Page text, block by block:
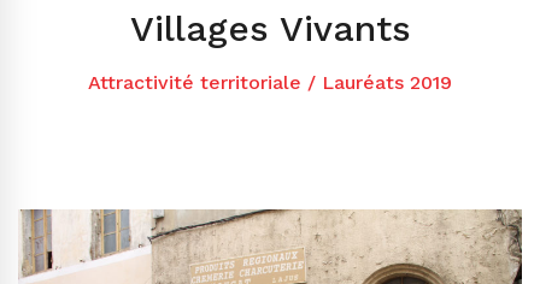
Villages Vivants
Attractivité territoriale / Lauréats 2019